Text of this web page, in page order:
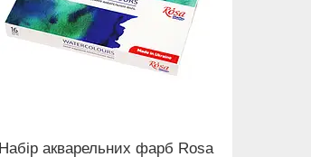
Набір акварельних фарб Rosa